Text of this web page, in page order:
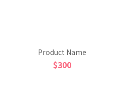
Product Name
$300